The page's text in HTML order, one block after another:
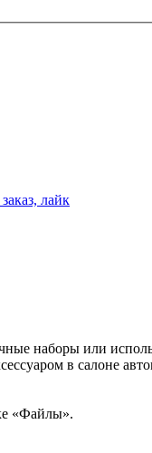
наборы или
в салоне
«Файлы».